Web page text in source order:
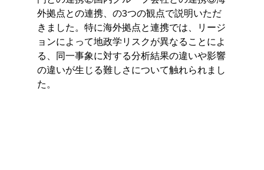
外拠点との連携、の3つの観点で説明いただ
きました。特に海外拠点と連携では、リージ
ョンによって地政学リスクが異なることによ
る、同一事象に対する分析結果の違いや影響
の違いが生じる難しさについて触れられまし
た。